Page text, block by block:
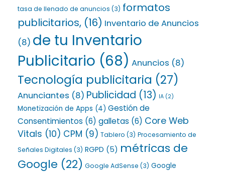
tasa de llenado de anuncios (3) formatos
publicitarios, (16) Inventario de Anuncios
(8) de tu Inventario
Publicitario (68) Anuncios (8)
Tecnología publicitaria (27)
Anunciantes (8) Publicidad (13) IA (2)
Monetización de Apps (4) Gestión de
Consentimientos (6) galletas (6) Core Web
Vitals (10) CPM (9) Tablero (3) Procesamiento de
Señales Digitales (3) RGPD (5) métricas de
Google (22) Google AdSense (3) Google